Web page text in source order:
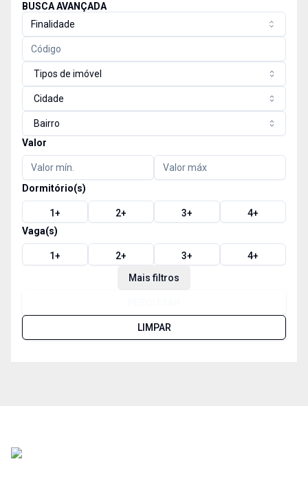
BUSCA AVANÇADA
Finalidade
Tipos de imóvel
Cidade
Bairro
Valor
Dormitório(s)
1+ 2+ 3+ 4+
Vaga(s)
1+ 2+ 3+ 4+
Mais filtros
LIMPAR